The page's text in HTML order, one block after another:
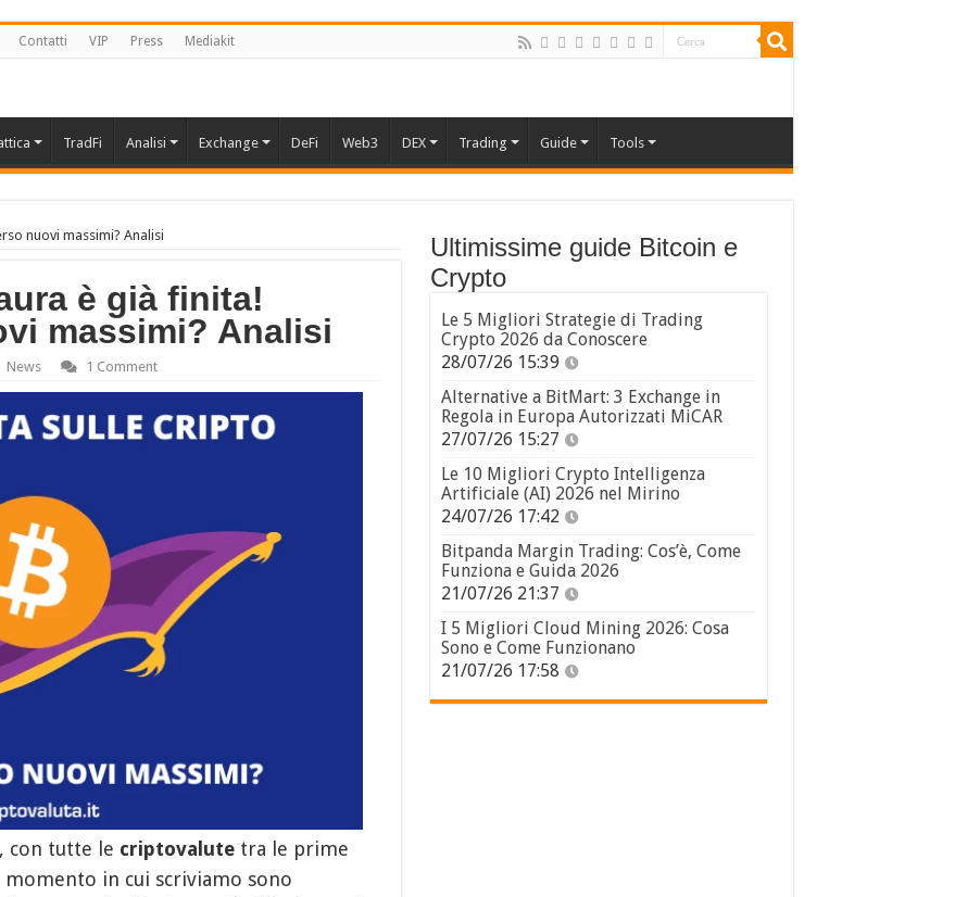
Contatti VIP Press Mediakit
TradFi Analisi Exchange DeFi Web3 DEX Trading Guide Tools
nuovi massimi? Analisi
è già finita!
massimi? Analisi
News 1 Comment
con tutte le criptovalutetra le prime
in cui scriviamo sono
Ultimissime guide Bitcoin e
Crypto
Le 5 Migliori Strategie di Trading
Crypto 2026 da Conoscere
28/07/26 15:39
Alternative a BitMart: 3 Exchange in
Regola in Europa Autorizzati MiCAR
27/07/26 15:27
Le 10 Migliori Crypto Intelligenza
Artificiale (AI) 2026 nel Mirino
24/07/26 17:42
Bitpanda Margin Trading: Cos’è, Come
Funziona e Guida 2026
21/07/26 21:37
I 5 Migliori Cloud Mining 2026: Cosa
Sono e Come Funzionano
21/07/26 17:58